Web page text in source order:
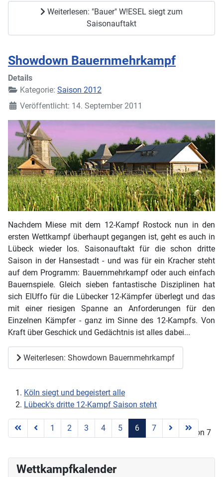
Weiterlesen: "Bauer" W!ESEL siegt zum
Saisonauftakt
Showdown Bauernmehrkampf
Details
Kategorie: Saison 2012
Veröffentlicht: 14. September 2011
Nachdem Miese mit dem 12-Kampf Rostock nun in den
ersten Wettkampf überhaupt gegangen ist, geht es auch in
Lübeck wieder los. Saisonauftakt für die schon dritte
Saison in der Hansestadt - und was für ein Kracher steht
auf dem Programm: Bauernmehrkampf oder auch einfach
Bauernspiele. Gleich sieben fantastische Disziplinen hat
sich ElUffo für die Lübecker 12-Kämpfer überlegt und das
mit einer riesigen Spanne an Anforderungen für den
Einzelnen Kämpfer - ganz im Sinne des 12-Kampfs. Von
Kraft über Geschick und Gedächtnis ist alles dabei...
Weiterlesen: Showdown Bauernmehrkampf
Köln siegt und begeistert alle
Lübeck's dritte 12-Kampf Saison steht
Seite 6 von 7
1 2 3 4 5 6 7
Wettkampfkalender